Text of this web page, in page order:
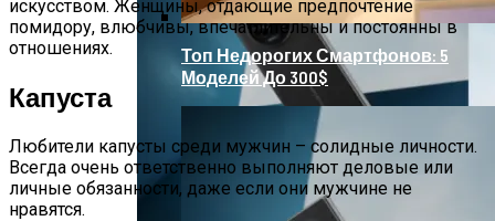
Топ Недорогих Смартфонов: 5
Моделей До 300$
искусством. Женщины, отдающие предпочтение
помидору, влюбчивы, впечатлительны и постоянны в
отношениях.
Капуста
Любители капусты среди мужчин – солидные личности.
Всегда очень ответственно выполняют деловые или
личные обязанности, даже если они мужчине не
нравятся.